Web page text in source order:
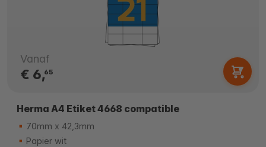
Vanaf
€ 6,65
Herma A4 Etiket 4668 compatible
70mm x 42,3mm
Papier wit